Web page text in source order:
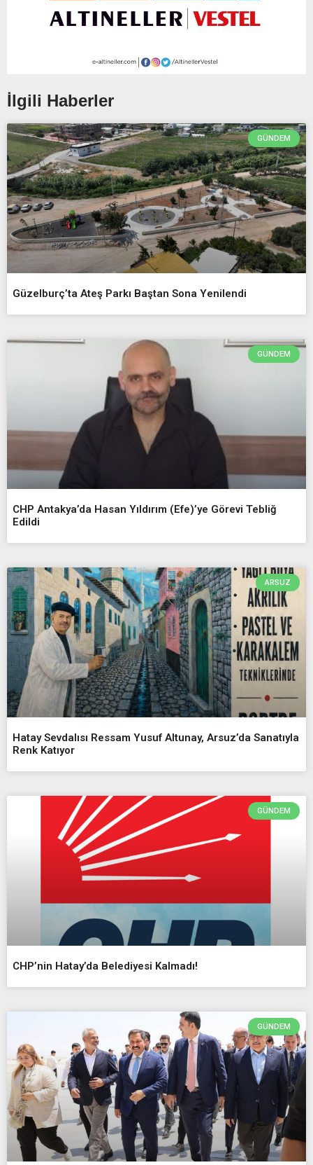
İlgili Haberler
GÜNDEM
Güzelburç’ta Ateş Parkı Baştan Sona Yenilendi
GÜNDEM
CHP Antakya’da Hasan Yıldırım (Efe)’ye Görevi Tebliğ
Edildi
ARSUZ
Hatay Sevdalısı Ressam Yusuf Altunay, Arsuz’da Sanatıyla
Renk Katıyor
GÜNDEM
CHP’nin Hatay’da Belediyesi Kalmadı!
GÜNDEM